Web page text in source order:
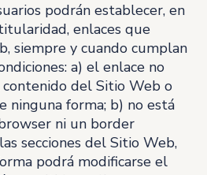
podrán establecer, en
enlaces que
siempre y cuando cumplan
a) el enlace no
del Sitio Web o
ninguna forma; b) no está
ni un border
secciones del Sitio Web,
podrá modificarse el